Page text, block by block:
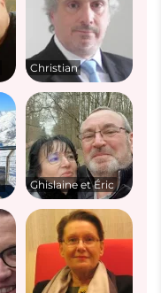
Christian
Ghislaine et Éric